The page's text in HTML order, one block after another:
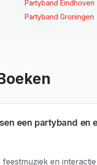
Partyband Eindhoven
Partyband Groningen
een partyband en
en